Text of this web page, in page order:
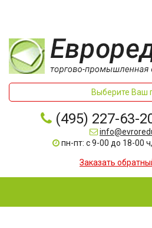
Выберите Ваш
(495) 227-63-
пн-пт: с 9-00 до 18-00
Заказать